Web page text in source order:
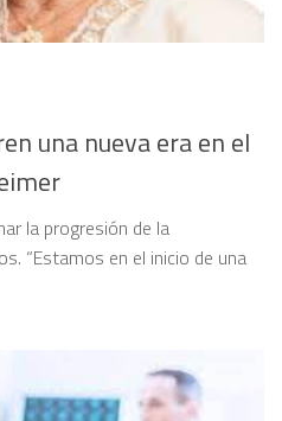
una nueva era en el
la progresión de la
“Estamos en el inicio de una